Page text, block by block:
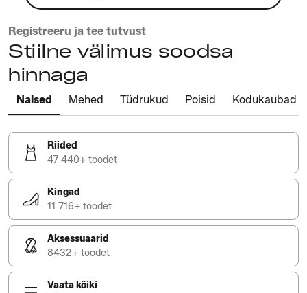
Registreeru ja tee tutvust
Stiilne välimus soodsa
hinnaga
Naised Mehed Tüdrukud Poisid Kodukaubad
Riided
47 440+ toodet
Kingad
11 716+ toodet
Aksessuaarid
8432+ toodet
Vaata kõiki